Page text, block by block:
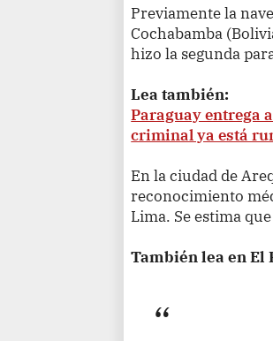
Previamente la
Cochabamba
hizo la segunda
Lea también:
Paraguay entrega
criminal ya está
En la ciudad de
reconocimiento
Lima. Se estima
También lea en El